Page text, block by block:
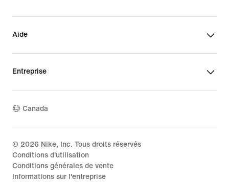
Aide
Entreprise
Canada
© 2026 Nike, Inc. Tous droits réservés
Conditions d'utilisation
Conditions générales de vente
Informations sur l'entreprise